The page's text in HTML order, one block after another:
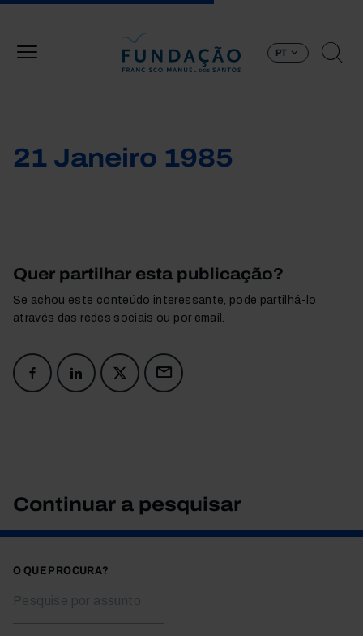
PT
21 Janeiro 1985
Quer partilhar esta publicação?
Se achou este conteúdo interessante, pode partilhá-lo
através das redes sociais ou por email.
Continuar a pesquisar
O QUE PROCURA?